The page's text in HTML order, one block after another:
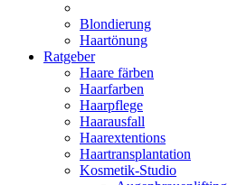
Blondierung
Haartönung
Ratgeber
Haare färben
Haarfarben
Haarpflege
Haarausfall
Haarextentions
Haartransplantation
Kosmetik-Studio